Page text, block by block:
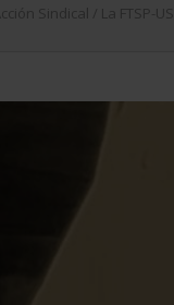
Acción Sindical La FTSP-